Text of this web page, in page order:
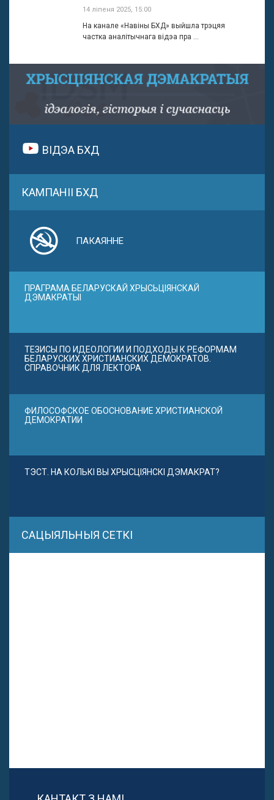
14 ліпеня 2025, 15:00
На канале «Навіны БХД» выйшла трэцяя
частка аналітычнага відэа пра ...
ВІДЭА БХД
КАМПАНІІ БХД
ПАКАЯННЕ
ПРАГРАМА БЕЛАРУСКАЙ ХРЫСЬЦІЯНСКАЙ
ДЭМАКРАТЫІ
ТЕЗИСЫ ПО ИДЕОЛОГИИ И ПОДХОДЫ К РЕФОРМАМ
БЕЛАРУСКИХ ХРИСТИАНСКИХ ДЕМОКРАТОВ.
СПРАВОЧНИК ДЛЯ ЛЕКТОРА
ФИЛОСОФСКОЕ ОБОСНОВАНИЕ ХРИСТИАНСКОЙ
ДЕМОКРАТИИ
ТЭСТ. НА КОЛЬКІ ВЫ ХРЫСЦІЯНСКІ ДЭМАКРАТ?
САЦЫЯЛЬНЫЯ СЕТКІ